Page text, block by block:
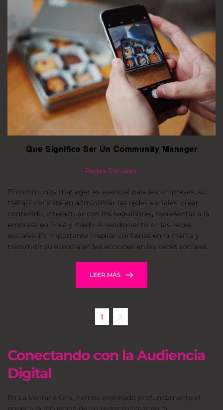
Que Significa Ser Un Community Manager
Redes Sociales
El community manager es esencial para las empresas, su
trabajo consiste en administrar las redes sociales, crear
contenido, interactuar con los seguidores, representar a la
empresa en línea y medir el rendimiento en las redes
sociales. Es importante inspirar confianza en la marca y
transmitir su esencia en las acciones en las redes sociales.
LEER MÁS
1 2
Conectando con la Audiencia
Digital
En La Ventana Gris, hemos explorado profundamente el